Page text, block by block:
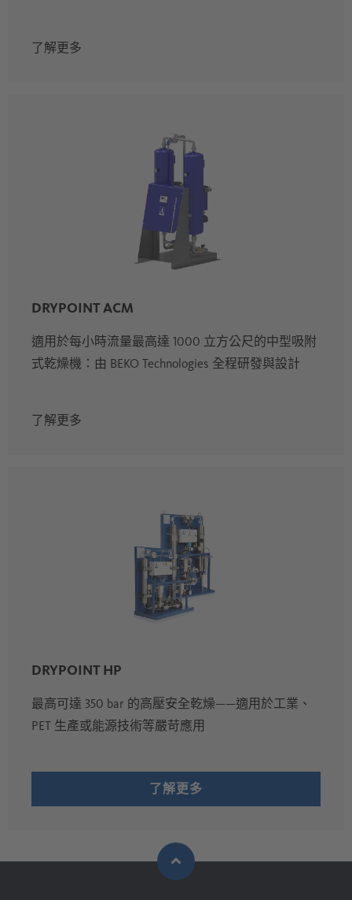
了解更多
DRYPOINT ACM
適用於每小時流量最高達 1000 立方公尺的中型吸附
式乾燥機：由 BEKO Technologies 全程研發與設計
了解更多
DRYPOINT HP
最高可達 350 bar 的高壓安全乾燥——適用於工業、
PET 生產或能源技術等嚴苛應用
了解更多